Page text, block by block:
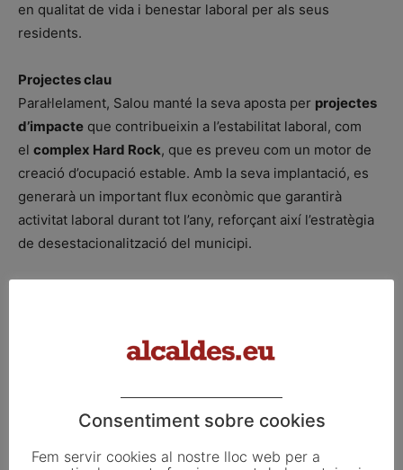
en qualitat de vida i benestar laboral per als seus
residents.
Projectes clau
Paral·lelament, Salou manté la seva aposta per projectes
d’impacte que contribueixin a l’estabilitat laboral, com
el complex Hard Rock, que es preveu com un motor de
creació d’ocupació estable. Amb la seva implantació, es
generarà un important flux econòmic que garantirà
activitat laboral durant tot l’any, reforçant així l’estratègia
de desestacionalització del municipi.
alcalde pere granados
salou
Consentiment sobre cookies
Fem servir cookies al nostre lloc web per a